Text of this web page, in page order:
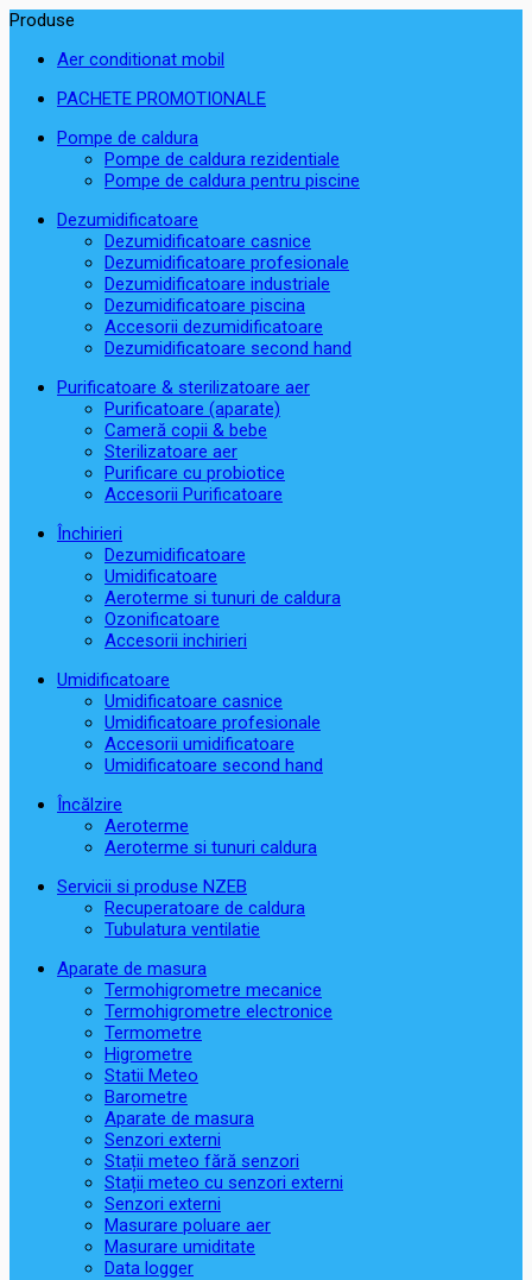
Produse
Aer conditionat mobil
PACHETE PROMOTIONALE
Pompe de caldura
Pompe de caldura rezidentiale
Pompe de caldura pentru piscine
Dezumidificatoare
Dezumidificatoare casnice
Dezumidificatoare profesionale
Dezumidificatoare industriale
Dezumidificatoare piscina
Accesorii dezumidificatoare
Dezumidificatoare second hand
Purificatoare & sterilizatoare aer
Purificatoare (aparate)
Cameră copii & bebe
Sterilizatoare aer
Purificare cu probiotice
Accesorii Purificatoare
Închirieri
Dezumidificatoare
Umidificatoare
Aeroterme si tunuri de caldura
Ozonificatoare
Accesorii inchirieri
Umidificatoare
Umidificatoare casnice
Umidificatoare profesionale
Accesorii umidificatoare
Umidificatoare second hand
Încălzire
Aeroterme
Aeroterme si tunuri caldura
Servicii si produse NZEB
Recuperatoare de caldura
Tubulatura ventilatie
Aparate de masura
Termohigrometre mecanice
Termohigrometre electronice
Termometre
Higrometre
Statii Meteo
Barometre
Aparate de masura
Senzori externi
Stații meteo fără senzori
Stații meteo cu senzori externi
Senzori externi
Masurare poluare aer
Masurare umiditate
Data logger